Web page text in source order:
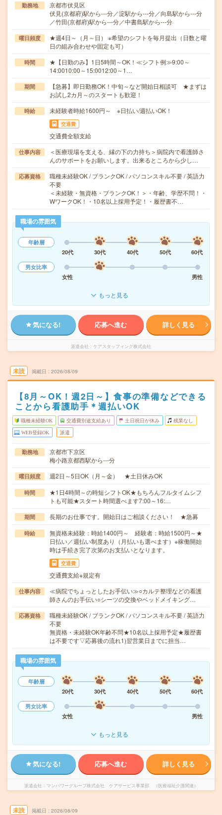
勤務地
京都市伏見区
伏見(京都府)駅から---分／淀駅から---分／向島駅から---分
／竹田(京都府)駅から---分／中書島駅から---分
曜日頻度
★週4日～（月～日） ※希望のシフトを毎月提出（日数と曜
日の組み合わせや固定も可）
時間
★【日勤のみ】1日5時間～OK！≪シフト例≫9:00～
14:0010:00～15:0012:00～1…
期間
【急募】即日勤務OK！中旬～など開始日相談可 ★まずは
お試し2カ月～のスタートも歓迎！
時給 未経験者時給1600円～ ※日払い/週払いOK！
交通費
交通費全額支給
仕事内容
＜医療現場を支える、縁の下の力持ち＞病院内で看護師さ
んのサポートをお願いします。出来るところから少し…
応募資格
職種未経験OK / ブランクOK / パソコンスキル不要 / 英語力
不要
＜未経験・無資格・ブランクOK！＞・年齢、学歴不問！・
WワークOK！・10名以上採用予定！・履歴書不…
職場の雰囲気
年齢層
20代
30代 40代 50代
60代
男女比率
女性
男性
もっと見る
気になる! 応募へ進む 詳しく見る
派遣会社 ケアスタッフィング株式会社
未読 掲載日 2026/08/09
【8月～OK！週2日～】食事の準備などできる
ことから看護助手＊週払いOK
職種未経験OK 交通費別途支給あり 土日祝日が休み 残業なし
WEB登録OK 派遣
勤務地
京都市下京区
梅小路京都西駅から---分
曜日頻度 週2日～5日OK（月～金） ★土日休みOK
時間
★1日4時間～の時短シフトOK★もちろんフルタイムシフ
トも可能★スタート時間選べます7:00～16:…
期間 長期のお仕事です。開始日はご相談ください！ ★急募
時給
無資格未経験：時給1400円～ 経験者：時給1500円～★
日払い／週払い制度あり（月払いも選べます）※稼働開始
時は手続き完了次第のお支払いとなります。
交通費
交通費支給※規定有
仕事内容
≪病院でちょっとしたお手伝い≫○カルテ整理などの看護
師さんのお手伝い○シーツの交換やベッドメイキング…
応募資格
職種未経験OK / ブランクOK / パソコンスキル不要 / 英語力
不要
無資格・未経験OK年齢不問★10名以上採用予定★履歴書
は不要です▽応募後の流れ1)翌営業日までに担当…
職場の雰囲気
年齢層
20代
30代 40代 50代
60代
男女比率
女性
男性
もっと見る
気になる! 応募へ進む 詳しく見る
派遣会社 マンパワーグループ株式会社 ケアサービス事業部 （医療福祉介護関連）
未読 掲載日 2026/08/09